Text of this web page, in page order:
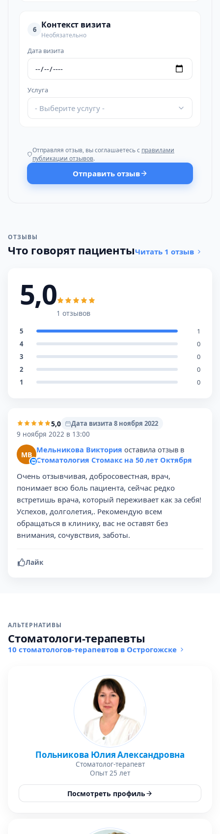
6 Контекст визита
Необязательно
Дата визита
Услуга
- Выберите услугу -
Отправляя отзыв, вы соглашаетесь с правилами
публикации отзывов.
Отправить отзыв
ОТЗЫВЫ
Что говорят пациентыЧитать 1 отзыв
5,0
1 отзывов
5
1
4
0
3
0
2
0
1
0
5,0
Дата визита 8 ноября 2022
9 ноября 2022 в 13:00
МВ Мельникова Виктория оставила отзыв в
Стоматология Стомакс на 50 лет Октября
Очень отзывчивая, добросовестная, врач,
понимает всю боль пациента, сейчас редко
встретишь врача, который переживает как за себя!
Успехов, долголетия,. Рекомендую всем
обращаться в клинику, вас не оставят без
внимания, сочувствия, заботы.
Лайк
АЛЬТЕРНАТИВЫ
Стоматологи-терапевты
10 стоматологов-терапевтов в Острогожске
Польникова Юлия Александровна
Стоматолог-терапевт
Опыт 25 лет
Посмотреть профиль